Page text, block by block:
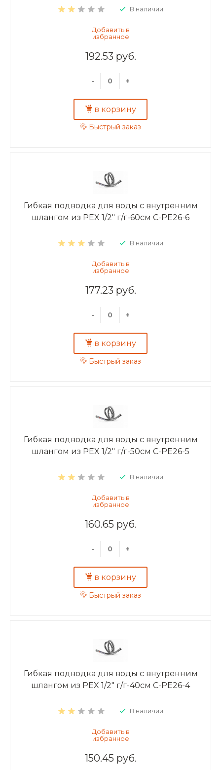
В наличии
192.53 руб.
- +
в корзину
Быстрый заказ
Гибкая подводка для воды с внутренним
шлангом из PEX 1/2" г/г-60см C-PE26-6
В наличии
177.23 руб.
- +
в корзину
Быстрый заказ
Гибкая подводка для воды с внутренним
шлангом из PEX 1/2" г/г-50см C-PE26-5
В наличии
160.65 руб.
- +
в корзину
Быстрый заказ
Гибкая подводка для воды с внутренним
шлангом из PEX 1/2" г/г-40см C-PE26-4
В наличии
150.45 руб.